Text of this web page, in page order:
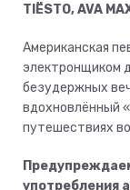
TIËSTO, AVA
Американская
электронщиком
безудержных
вдохновлённый
путешествиях
употребления